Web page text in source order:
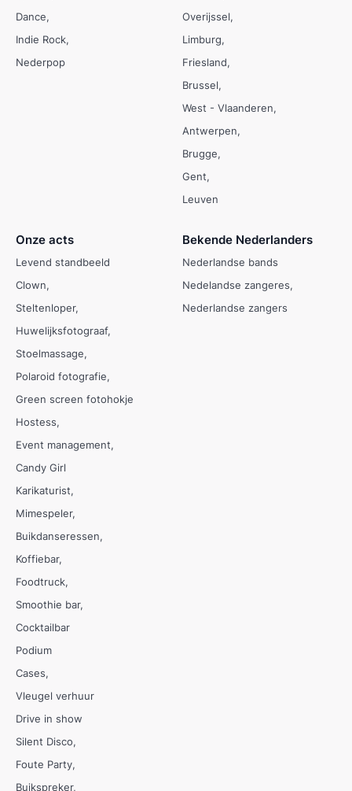
Dance
Indie Rock
Nederpop
Overijssel
Limburg
Friesland
Brussel
West - Vlaanderen
Antwerpen
Brugge
Gent
Leuven
Onze acts
Levend standbeeld
Clown
Steltenloper
Huwelijksfotograaf
Stoelmassage
Polaroid fotografie
Green screen fotohokje
Hostess
Event management
Candy Girl
Karikaturist
Mimespeler
Buikdanseressen
Koffiebar
Foodtruck
Smoothie bar
Cocktailbar
Podium
Cases
Vleugel verhuur
Drive in show
Silent Disco
Foute Party
Buikspreker
Bekende Nederlanders
Nederlandse bands
Nedelandse zangeres
Nederlandse zangers